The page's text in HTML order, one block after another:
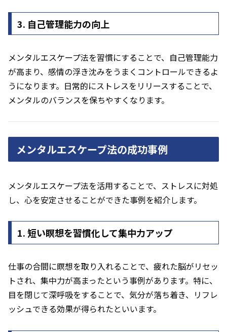
3. 自己管理能力の向上
メンタルエスケープ法を習慣にすることで、自己管理能力
が高まり、感情の浮き沈みをうまくコントロールできるよ
うになります。日常的にストレスをリリースすることで、
メンタルのバランスを保ちやすくなります。
メンタルエスケープ法の成功事例
メンタルエスケープ法を活用することで、ストレスに対処
し、心を安定させることができた事例を紹介します。
1. 短い瞑想を習慣化して集中力アップ
仕事の合間に瞑想を取り入れることで、疲れた脳がリセッ
トされ、集中力が高まったという事例があります。特に、
目を閉じて深呼吸をすることで、気分が落ち着き、リフレ
ッシュできる効果が得られたといいます。